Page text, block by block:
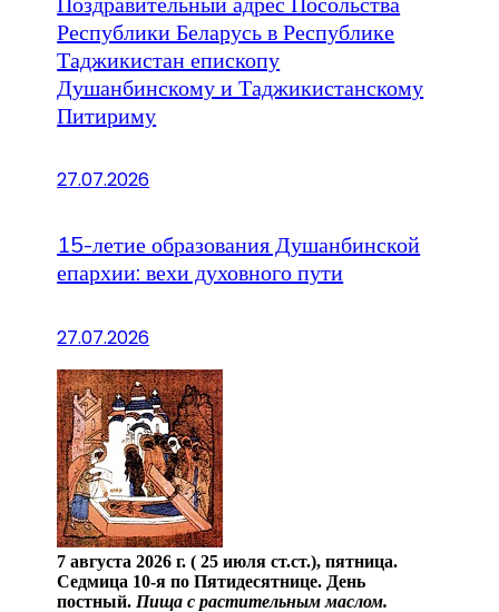
Республики Беларусь в Республике
Таджикистан епископу
Душанбинскому и Таджикистанскому
Питириму
27.07.2026
15-летие образования Душанбинской
епархии: вехи духовного пути
27.07.2026
7 августа 2026 г. ( 25 июля ст.ст.), пятница.
Седмица 10-я по Пятидесятнице. День
постный. Пища с растительным маслом.